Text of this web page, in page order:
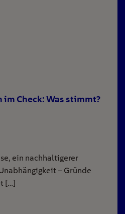
Check: Was stimmt?
ein nachhaltigerer
– Gründe
[…]